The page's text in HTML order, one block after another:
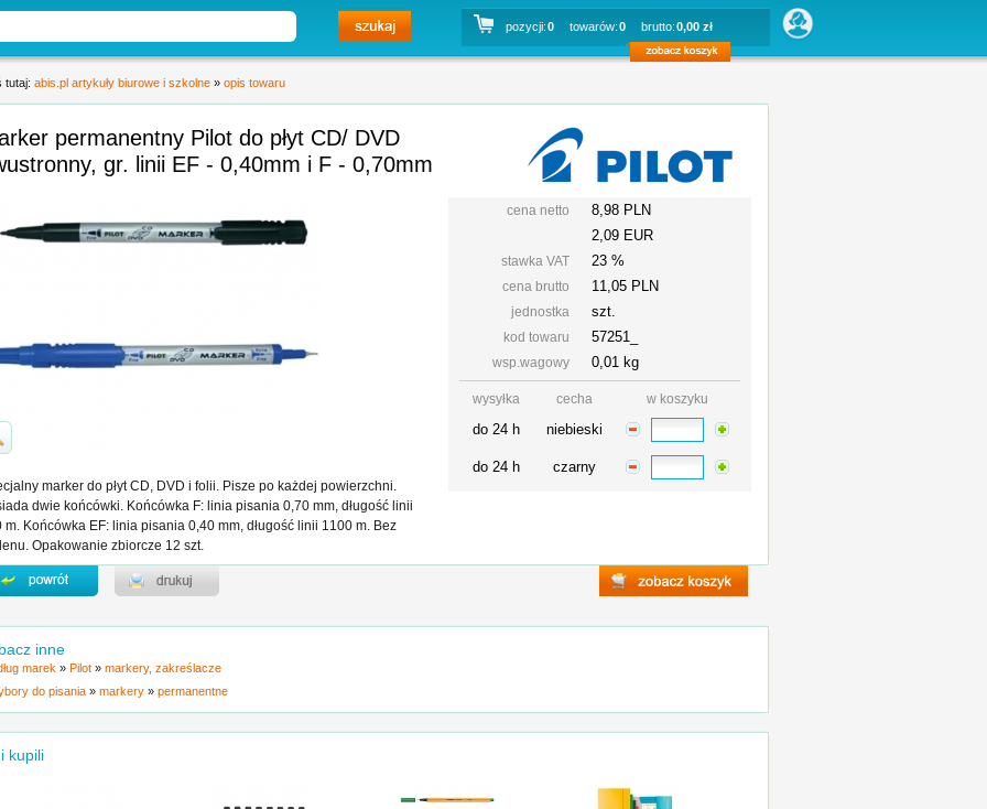
pozycji:0 towarów:0 brutto:0,00 zł
tutaj: abis.pl artykuły biurowe i szkolne » opis towaru
permanentny Pilot do płyt CD/ DVD
gr. linii EF - 0,40mm i F - 0,70mm
cena netto
8,98 PLN
2,09 EUR
stawka VAT 23 %
cena brutto 11,05 PLN
jednostka szt.
kod towaru 57251_
wsp.wagowy 0,01 kg
wysyłka cecha w koszyku
do 24 h niebieski
do 24 h czarny
marker do płyt CD, DVD i folii. Pisze po każdej powierzchni.
dwie końcówki. Końcówka F: linia pisania 0,70 mm, długość linii
m. Końcówka EF: linia pisania 0,40 mm, długość linii 1100 m. Bez
Opakowanie zbiorcze 12 szt.
inne
marek » Pilot » markery, zakreślacze
do pisania » markery » permanentne
kupili